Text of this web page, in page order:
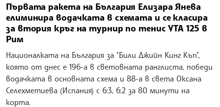
Първата ракета на България Елизара Янева
елиминира водачката в схемата и се класира
за втория кръг на турнир по тенис УТА 125 в
Рим
Националката на България за "Били Джийн Кинг Къп",
която от днес е 196-а в световната ранглиста, победи
водачката в основната схема и 88-а в света Оксана
Селехметиева (Испания) с 6:3, 6:2 за 80 минути на
корта.